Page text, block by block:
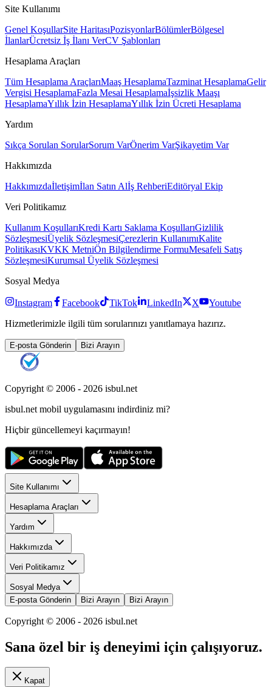
Site Kullanımı
Genel KoşullarSite HaritasıPozisyonlarBölümlerBölgesel
İlanlarÜcretsiz İş İlanı VerCV Şablonları
Hesaplama Araçları
Tüm Hesaplama AraçlarıMaaş HesaplamaTazminat HesaplamaGelir
Vergisi HesaplamaFazla Mesai Hesaplamaİşsizlik Maaşı
HesaplamaYıllık İzin HesaplamaYıllık İzin Ücreti Hesaplama
Yardım
Sıkça Sorulan SorularSorum VarÖnerim VarŞikayetim Var
Hakkımızda
Hakkımızdaİletişimİlan Satın Alİş RehberiEditöryal Ekip
Veri Politikamız
Kullanım KoşullarıKredi Kartı Saklama KoşullarıGizlilik
SözleşmesiÜyelik SözleşmesiÇerezlerin KullanımıKalite
PolitikasıKVKK MetniÖn Bilgilendirme FormuMesafeli Satış
SözleşmesiKurumsal Üyelik Sözleşmesi
Sosyal Medya
Instagram Facebook TikTok LinkedIn X
Youtube
Hizmetlerimizle ilgili tüm sorularınızı yanıtlamaya hazırız.
E-posta Gönderin Bizi Arayın
Copyright © 2006 - 2026 isbul.net
isbul.net mobil uygulamasını indirdiniz mi?
Hiçbir güncellemeyi kaçırmayın!
Site Kullanımı
Hesaplama Araçları
Yardım
Hakkımızda
Veri Politikamız
Sosyal Medya
E-posta Gönderin
Bizi Arayın Bizi Arayın
Copyright © 2006 - 2026 isbul.net
Sana özel bir iş deneyimi için çalışıyoruz.
Kapat